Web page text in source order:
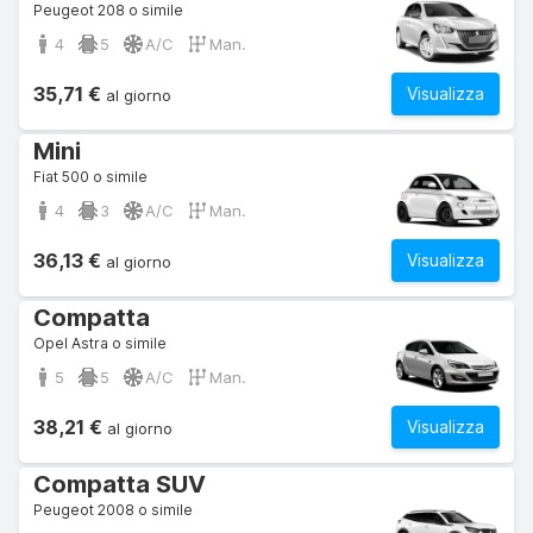
Peugeot 208 o simile
4 5 A/C Man.
Visualizza
35,71 € al giorno
Mini
Fiat 500 o simile
4 3 A/C Man.
Visualizza
36,13 € al giorno
Compatta
Opel Astra o simile
5 5 A/C Man.
Visualizza
38,21 € al giorno
Compatta SUV
Peugeot 2008 o simile